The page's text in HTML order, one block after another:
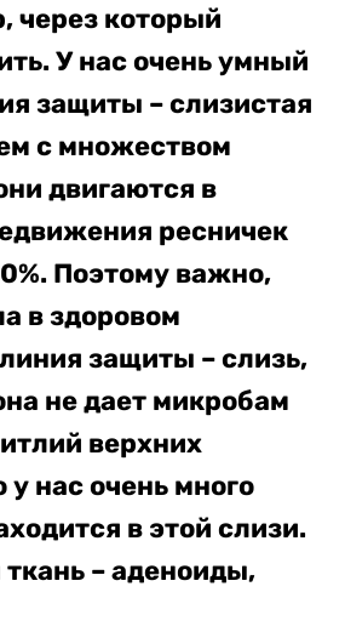
через который
У нас очень умный
защиты – слизистая
с множеством
двигаются в
ресничек
Поэтому важно,
в здоровом
защиты – слизь,
не дает микробам
верхних
нас очень много
в этой слизи.
– аденоиды,